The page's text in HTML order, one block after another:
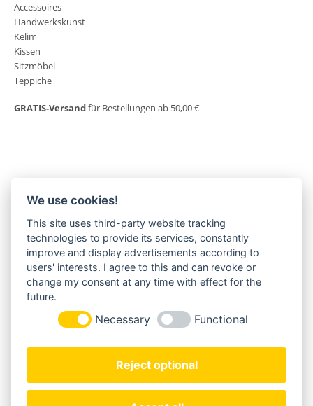
Accessoires
Handwerkskunst
Kelim
Kissen
Sitzmöbel
Teppiche
GRATIS-Versandfür Bestellungen ab 50,00 €
MORGENLAND-BAZAR
Herderstraße 2
22085 Hamburg
+49(0)40 18 033 286
info@morgenland-bazar.de
www.morgenland-bazar.de
FOLGEN SIE UNS:
We use cookies!
This site uses third-party website tracking
technologies to provide its services, constantly
improve and display advertisements according to
users' interests. I agree to this and can revoke or
change my consent at any time with effect for the
future.
Necessary Functional
Reject optional